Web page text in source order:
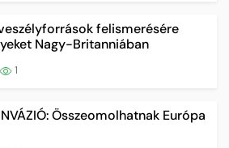
felismerésére
Nagy-Britanniában
1
Összeomolhatnak Európa